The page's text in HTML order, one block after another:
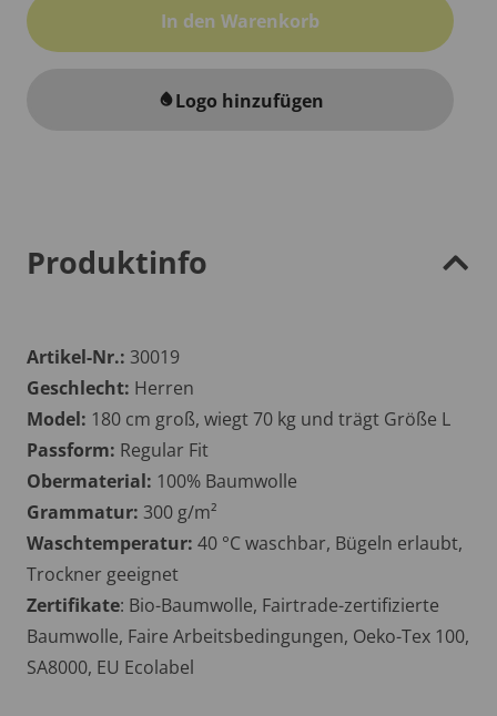
In den Warenkorb
water_dropLogo hinzufügen
Produktinfo
Artikel-Nr.: 30019
Geschlecht: Herren
Model: 180 cm groß, wiegt 70 kg und trägt Größe L
Passform: Regular Fit
Obermaterial: 100% Baumwolle
Grammatur: 300 g/m²
Waschtemperatur: 40 °C waschbar, Bügeln erlaubt,
Trockner geeignet
Zertifikate: Bio-Baumwolle, Fairtrade-zertifizierte
Baumwolle, Faire Arbeitsbedingungen, Oeko-Tex 100,
SA8000, EU Ecolabel